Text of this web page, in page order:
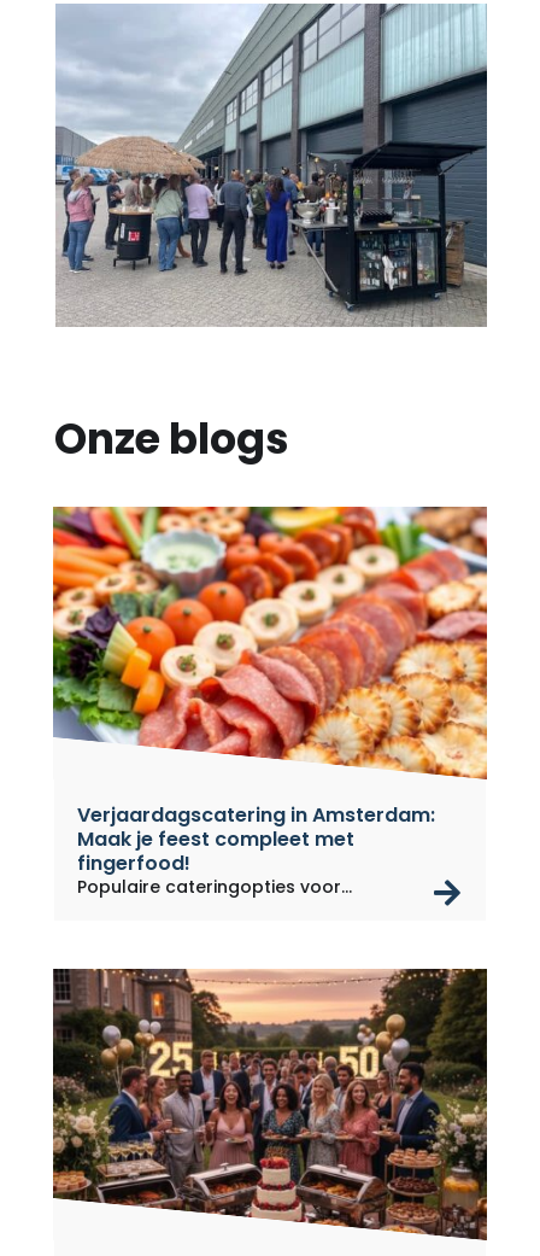
Onze blogs
Verjaardagscatering in Amsterdam:
Maak je feest compleet met
fingerfood!
Populaire cateringopties voor...